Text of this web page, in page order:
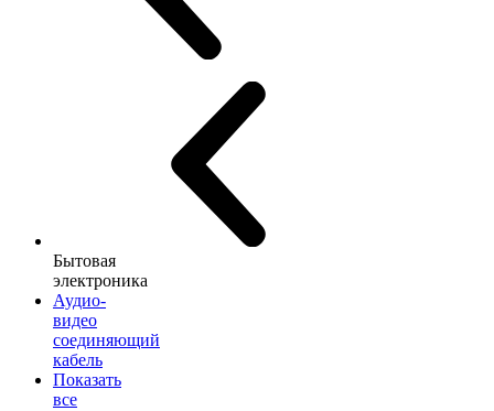
Бытовая
электроника
Аудио-
видео
соединяющий
кабель
Показать
все